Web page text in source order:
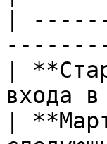
|
|
входа
|